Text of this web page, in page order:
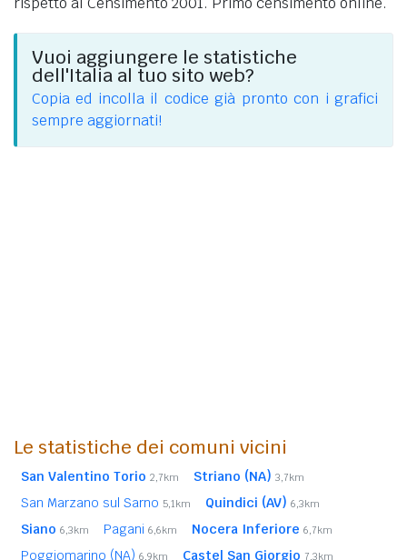
Vuoi aggiungere le statistiche
dell'Italia al tuo sito web?
Copia ed incolla il codice già pronto con i grafici
sempre aggiornati!
Le statistiche dei comuni vicini
San Valentino Torio 2,7km Striano (NA) 3,7km
San Marzano sul Sarno 5,1km Quindici (AV) 6,3km
Siano 6,3km Pagani 6,6km Nocera Inferiore 6,7km
Poggiomarino (NA) 6,9km Castel San Giorgio 7,3km